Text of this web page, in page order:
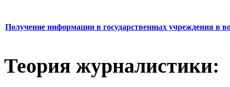
Получение информации в государственных учреждения в
Теория журналистики: